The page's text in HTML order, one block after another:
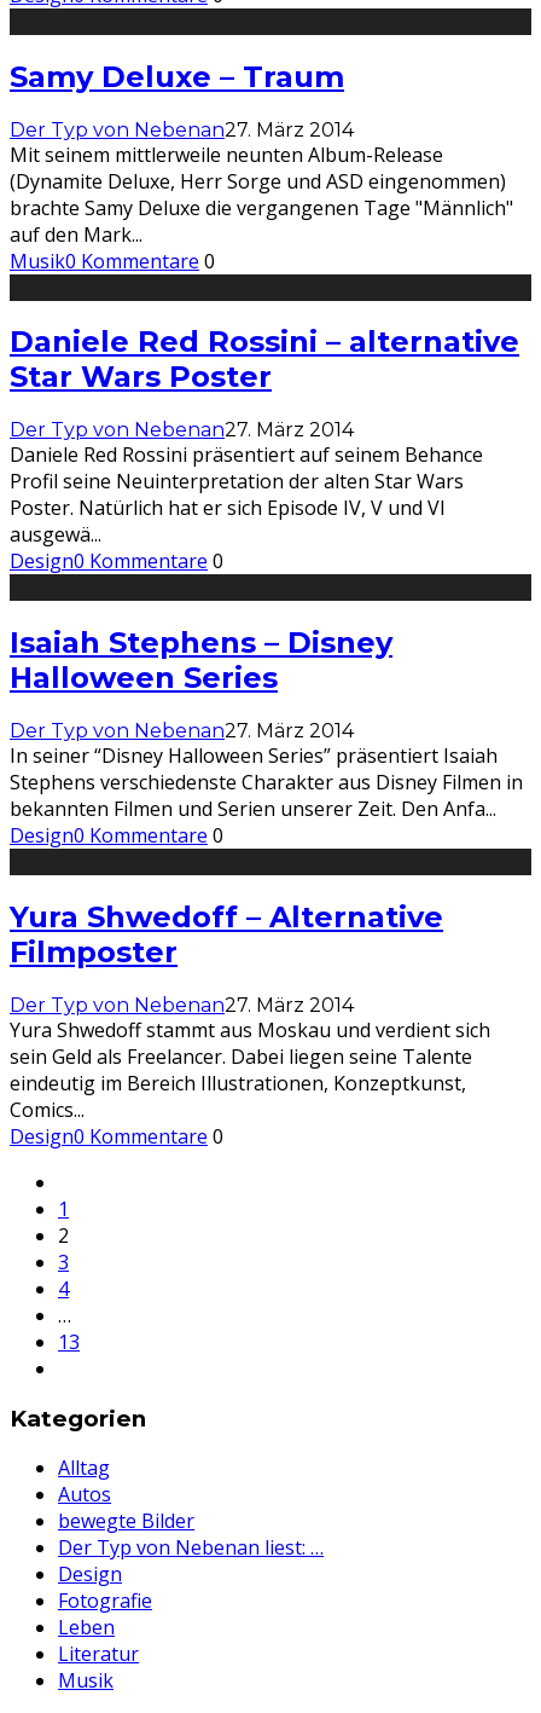
Samy Deluxe – Traum
Der Typ von Nebenan27. März 2014
Mit seinem mittlerweile neunten Album-Release
(Dynamite Deluxe, Herr Sorge und ASD eingenommen)
brachte Samy Deluxe die vergangenen Tage "Männlich"
auf den Mark...
Musik0 Kommentare 0
Daniele Red Rossini – alternative
Star Wars Poster
Der Typ von Nebenan27. März 2014
Daniele Red Rossini präsentiert auf seinem Behance
Profil seine Neuinterpretation der alten Star Wars
Poster. Natürlich hat er sich Episode IV, V und VI
ausgewä...
Design0 Kommentare 0
Isaiah Stephens – Disney
Halloween Series
Der Typ von Nebenan27. März 2014
In seiner “Disney Halloween Series” präsentiert Isaiah
Stephens verschiedenste Charakter aus Disney Filmen in
bekannten Filmen und Serien unserer Zeit. Den Anfa...
Design0 Kommentare 0
Yura Shwedoff – Alternative
Filmposter
Der Typ von Nebenan27. März 2014
Yura Shwedoff stammt aus Moskau und verdient sich
sein Geld als Freelancer. Dabei liegen seine Talente
eindeutig im Bereich Illustrationen, Konzeptkunst,
Comics...
Design0 Kommentare 0
1
2
3
4
…
13
Kategorien
Alltag
Autos
bewegte Bilder
Der Typ von Nebenan liest: …
Design
Fotografie
Leben
Literatur
Musik